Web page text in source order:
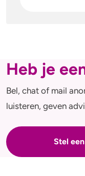
Heb je
Bel, chat of mail
luisteren, geven
Stel